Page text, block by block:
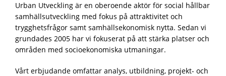
Urban Utveckling är en oberoende aktör för social hållbar
samhällsutveckling med fokus på attraktivitet och
trygghetsfrågor samt samhällsekonomisk nytta. Sedan vi
grundades 2005 har vi fokuserat på att stärka platser och
områden med socioekonomiska utmaningar.
Vårt erbjudande omfattar analys, utbildning, projekt- och